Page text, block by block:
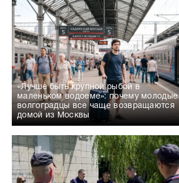
«Лучше быть крупной рыбой в
маленьком водоеме»: почему молодые
волгоградцы все чаще возвращаются
домой из Москвы